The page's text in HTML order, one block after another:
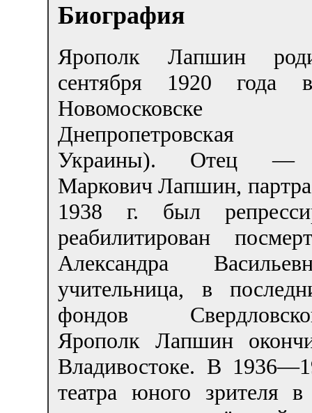
Биография
Ярополк Лапшин
сентября 1920 года
Новомосковске
Днепропетровская
Украины). Отец —
Маркович Лапшин,
1938 г. был
реабилитирован
Александра
учительница, в
фондов
Ярополк Лапшин
Владивостоке. В
театра юного зрителя